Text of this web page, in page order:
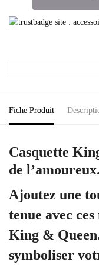
Fiche Produit
Casquette
de l’amoureux.
Ajoutez une
tenue avec
King &
symboliser